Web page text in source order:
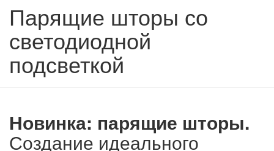
Парящие шторы со
светодиодной
подсветкой
Новинка: парящие шторы.
Создание идеального